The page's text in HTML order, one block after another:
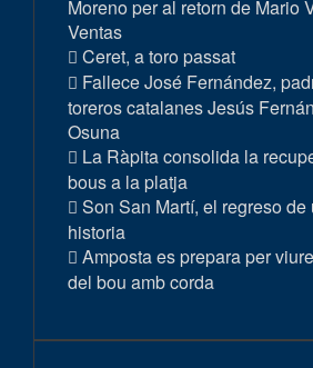
Moreno per al retorn de Mario
Ventas
Ceret, a toro passat
Fallece José Fernández,
toreros catalanes Jesús
Osuna
La Ràpita consolida la
bous a la platja
Son San Martí, el regreso de
historia
Amposta es prepara per
del bou amb corda